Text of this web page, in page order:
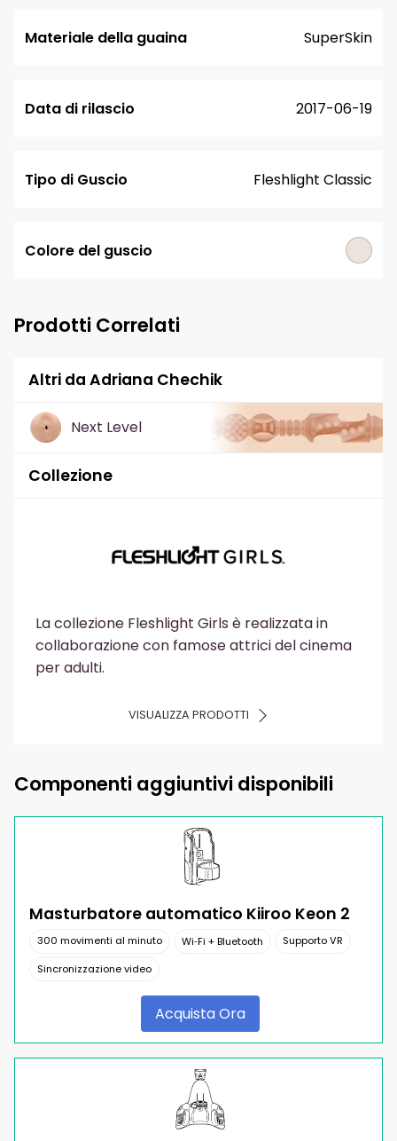
Materiale della guaina SuperSkin
Data di rilascio 2017-06-19
Tipo di Guscio Fleshlight Classic
Colore del guscio
Prodotti Correlati
Altri da Adriana Chechik
Next Level
Collezione
La collezione Fleshlight Girls è realizzata in
collaborazione con famose attrici del cinema
per adulti.
VISUALIZZA PRODOTTI
Componenti aggiuntivi disponibili
Masturbatore automatico Kiiroo Keon 2
300 movimenti al minuto Wi‑Fi + Bluetooth Supporto VR
Sincronizzazione video
Acquista Ora